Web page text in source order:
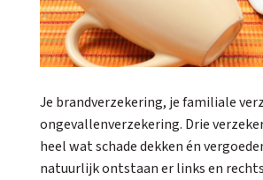
Je brandverzekering, je familiale
ongevallenverzekering. Drie
heel wat schade dekken én
natuurlijk ontstaan er links en